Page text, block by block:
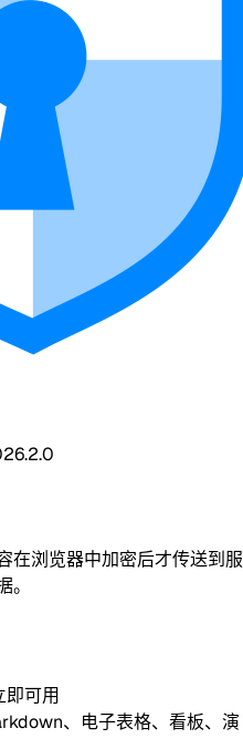
在浏览器中加密后才传送到服
可用
、电子表格、看板、演